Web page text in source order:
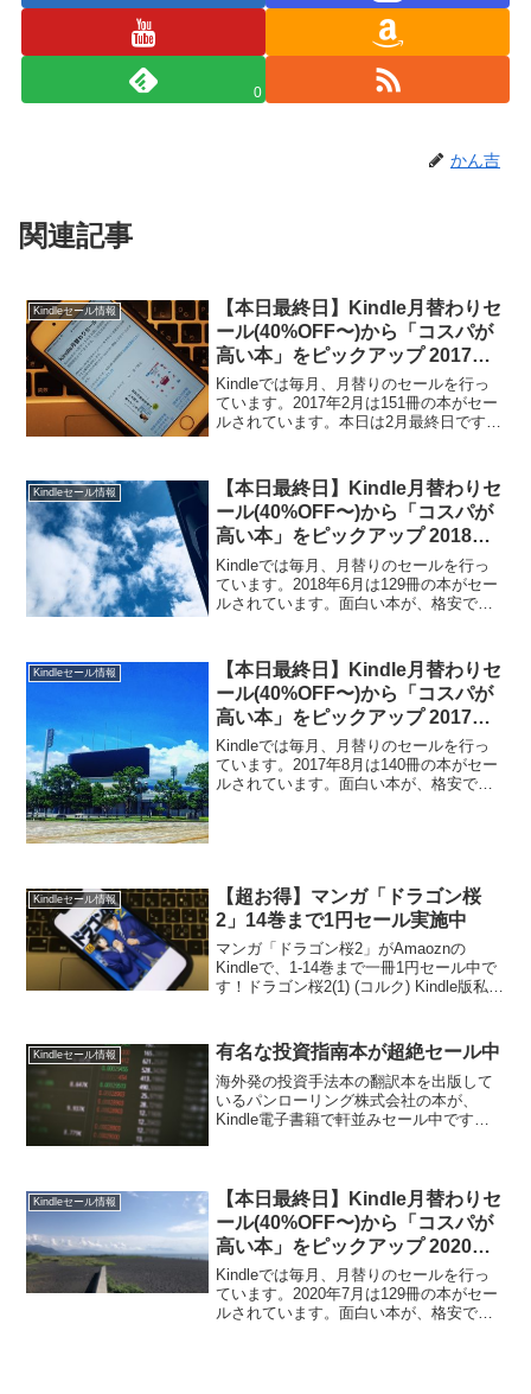
0
かん吉
関連記事
Kindleセール情報
【本日最終日】Kindle月替わりセ
ール(40%OFF〜)から「コスパが
高い本」をピックアップ 2017年2
月版
Kindleでは毎月、月替りのセールを行っ
ています。2017年2月は151冊の本がセー
ルされています。本日は2月最終日です。
す。電子書籍の便利さ、お得さを多くの
人に...
Kindleセール情報
【本日最終日】Kindle月替わりセ
ール(40%OFF〜)から「コスパが
高い本」をピックアップ 2018年6
月版
Kindleでは毎月、月替りのセールを行っ
ています。2018年6月は129冊の本がセー
ルされています。面白い本が、格安でセ
お得さを多くの人に知ってほしいです。
Ki...
Kindleセール情報
【本日最終日】Kindle月替わりセ
ール(40%OFF〜)から「コスパが
高い本」をピックアップ 2017年8
月版
Kindleでは毎月、月替りのセールを行っ
ています。2017年8月は140冊の本がセー
ルされています。面白い本が、格安でセ
Kindleセール情報
【超お得】マンガ「ドラゴン桜
2」14巻まで1円セール実施中
マンガ「ドラゴン桜2」がAmaoznの
Kindleで、1-14巻まで一冊1円セール中で
す！ドラゴン桜2(1) (コルク) Kindle版私も
絶対に「買い」です！
Kindleセール情報 有名な投資指南本が超絶セール中
海外発の投資手法本の翻訳本を出版して
いるパンローリング株式会社の本が、
Kindle電子書籍で軒並みセール中です。
ルの本があ...
Kindleセール情報
【本日最終日】Kindle月替わりセ
ール(40%OFF〜)から「コスパが
高い本」をピックアップ 2020年7
月版
Kindleでは毎月、月替りのセールを行っ
ています。2020年7月は129冊の本がセー
ルされています。面白い本が、格安でセ